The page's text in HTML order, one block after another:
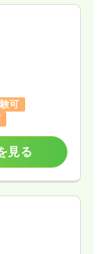
可
見る